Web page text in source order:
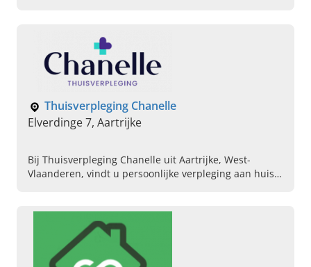
Thuisverpleging Chanelle
Elverdinge 7, Aartrijke
Bij Thuisverpleging Chanelle uit Aartrijke, West-
Vlaanderen, vindt u persoonlijke verpleging aan huis.